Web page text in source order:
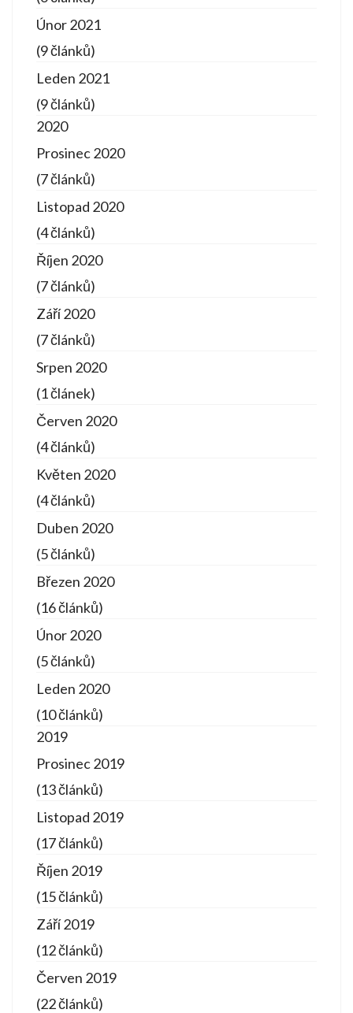
Únor 2021
(9 článků)
Leden 2021
(9 článků)
2020
Prosinec 2020
(7 článků)
Listopad 2020
(4 článků)
Říjen 2020
(7 článků)
Září 2020
(7 článků)
Srpen 2020
(1 článek)
Červen 2020
(4 článků)
Květen 2020
(4 článků)
Duben 2020
(5 článků)
Březen 2020
(16 článků)
Únor 2020
(5 článků)
Leden 2020
(10 článků)
2019
Prosinec 2019
(13 článků)
Listopad 2019
(17 článků)
Říjen 2019
(15 článků)
Září 2019
(12 článků)
Červen 2019
(22 článků)